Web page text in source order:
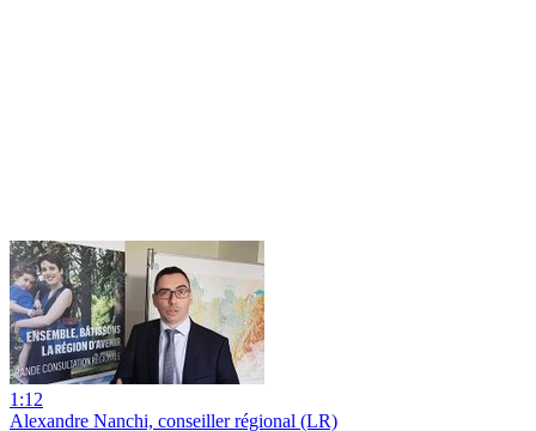
1:12
Alexandre Nanchi, conseiller régional (LR)